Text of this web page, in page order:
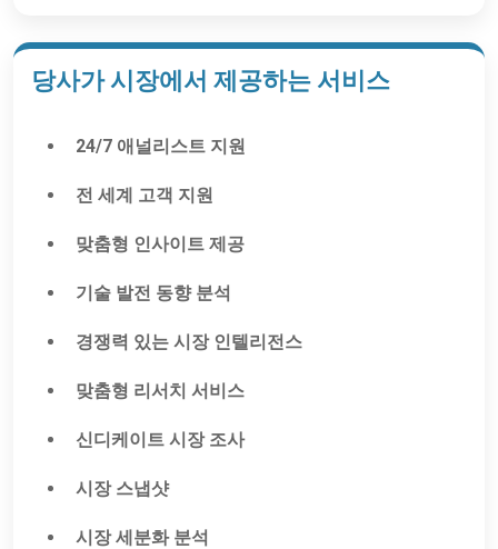
당사가 시장에서 제공하는 서비스
24/7 애널리스트 지원
전 세계 고객 지원
맞춤형 인사이트 제공
기술 발전 동향 분석
경쟁력 있는 시장 인텔리전스
맞춤형 리서치 서비스
신디케이트 시장 조사
시장 스냅샷
시장 세분화 분석